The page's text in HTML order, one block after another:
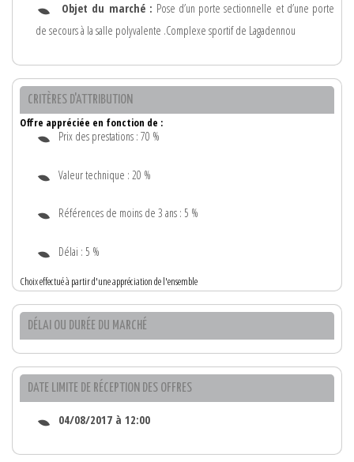
Objet du marché : Pose d’un porte sectionnelle et d’une porte
de secours à la salle polyvalente .Complexe sportif de Lagadennou
CRITÈRES D'ATTRIBUTION
Offre appréciée en fonction de :
Prix des prestations : 70 %
Valeur technique : 20 %
Références de moins de 3 ans : 5 %
Délai : 5 %
Choix effectué à partir d'une appréciation de l'ensemble
DÉLAI OU DURÉE DU MARCHÉ
DATE LIMITE DE RÉCEPTION DES OFFRES
04/08/2017 à 12:00